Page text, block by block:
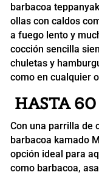
barbacoa
ollas con caldos
a fuego lento y
cocción sencilla
chuletas y
como en cualquier
HASTA
Con una parrilla de
barbacoa kamado
opción ideal para
como barbacoa,